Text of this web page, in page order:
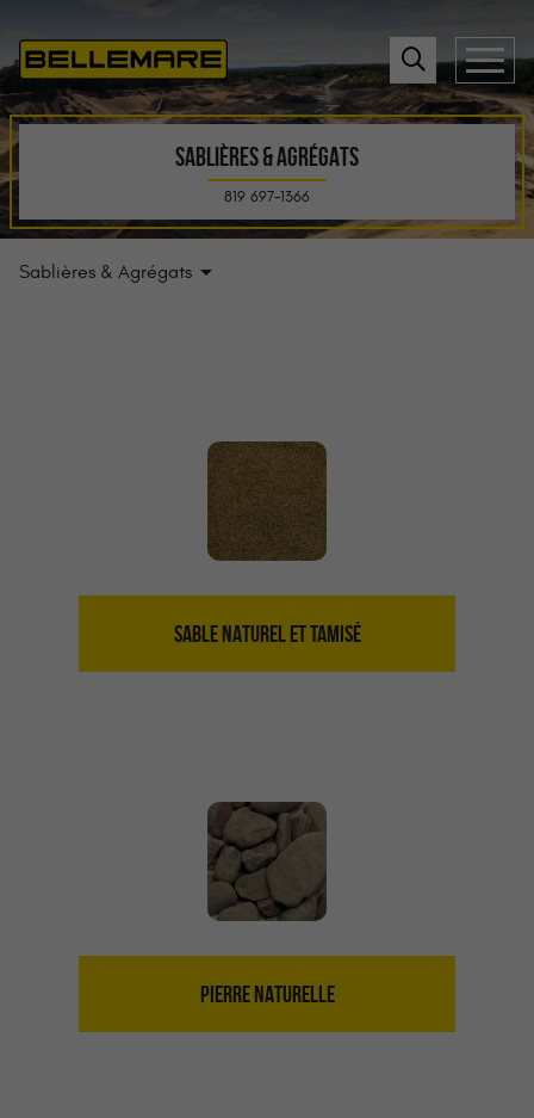
SABLIÈRES & AGRÉGATS
819 697-1366
Sablières & Agrégats
SABLE NATUREL ET TAMISÉ
PIERRE NATURELLE